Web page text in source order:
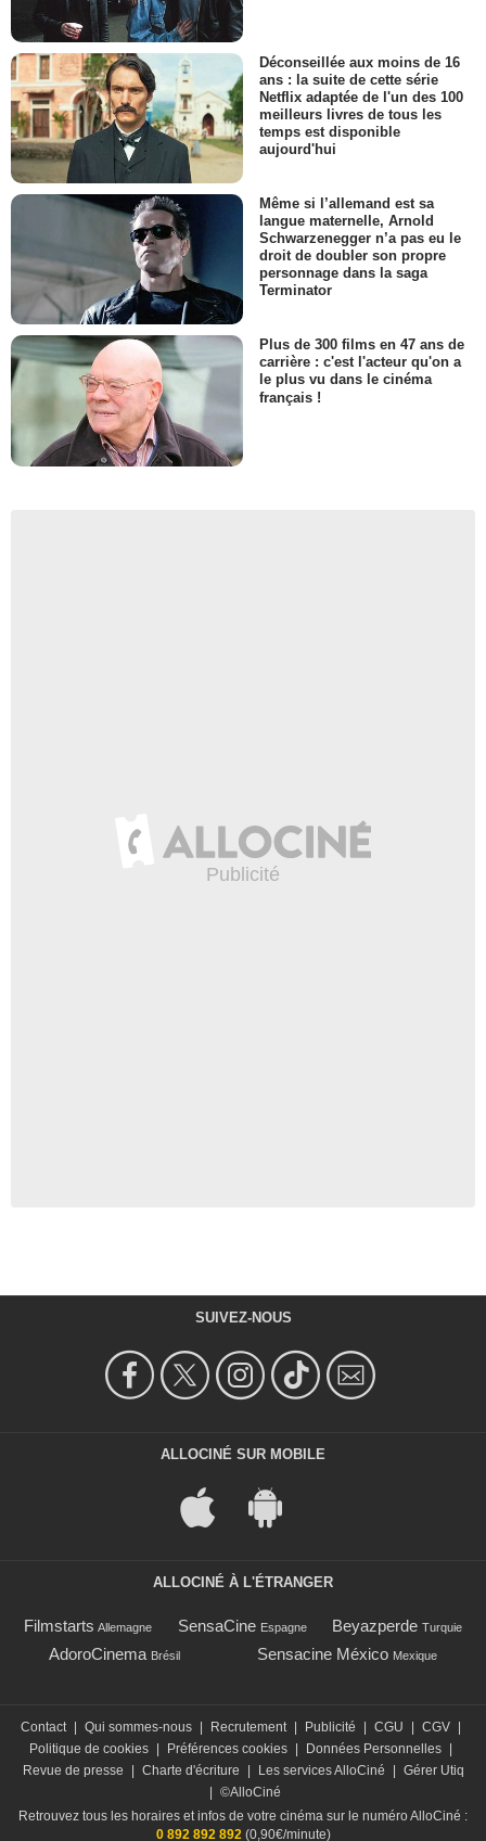
Déconseillée aux moins de 16
ans : la suite de cette série
Netflix adaptée de l'un des 100
meilleurs livres de tous les
temps est disponible
aujourd'hui
Même si l’allemand est sa
langue maternelle, Arnold
Schwarzenegger n’a pas eu le
droit de doubler son propre
personnage dans la saga
Terminator
Plus de 300 films en 47 ans de
carrière : c'est l'acteur qu'on a
le plus vu dans le cinéma
français !
SUIVEZ-NOUS
ALLOCINÉ SUR MOBILE
ALLOCINÉ À L'ÉTRANGER
Filmstarts Allemagne SensaCine Espagne Beyazperde Turquie
AdoroCinema Brésil Sensacine México Mexique
Contact | Qui sommes-nous | Recrutement | Publicité | CGU | CGV |
Politique de cookies | Préférences cookies | Données Personnelles |
Revue de presse
| Charte d'écriture | Les services AlloCiné | Gérer Utiq
| ©AlloCiné
Retrouvez tous les horaires et infos de votre cinéma sur le numéro AlloCiné :
0 892 892 892 (0,90€/minute)